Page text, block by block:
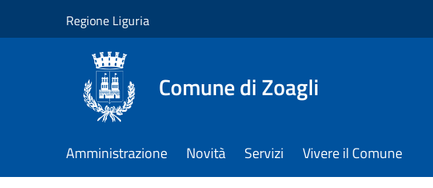
Regione Liguria
Comune di Zoagli
Amministrazione Novità Servizi Vivere il Comune